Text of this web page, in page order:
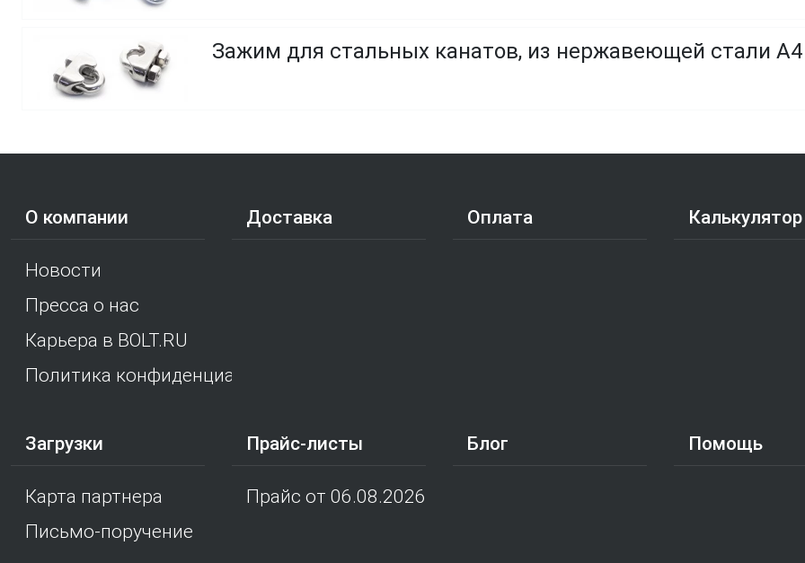
Зажим для стальных канатов, из нержавеющей стали А4
О компании
Новости
Пресса о нас
Карьера в BOLT.RU
Политика конфиденциальности
Доставка Оплата Калькулятор
Загрузки
Карта партнера
Письмо-поручение
Прайс-листы
Прайс от 06.08.2026
Блог Помощь